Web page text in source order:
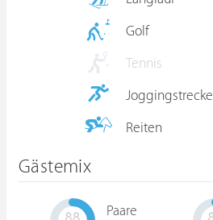
Golf
Tennis
Joggingstrecke
Reiten
Gästemix
Paare